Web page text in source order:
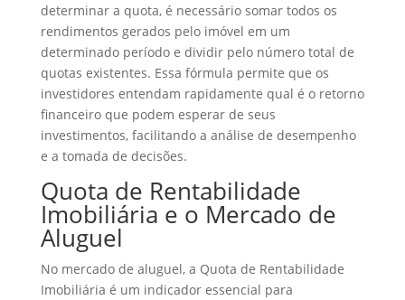
determinar a quota, é necessário somar todos os
rendimentos gerados pelo imóvel em um
determinado período e dividir pelo número total de
quotas existentes. Essa fórmula permite que os
investidores entendam rapidamente qual é o retorno
financeiro que podem esperar de seus
investimentos, facilitando a análise de desempenho
e a tomada de decisões.
Quota de Rentabilidade
Imobiliária e o Mercado de
Aluguel
No mercado de aluguel, a Quota de Rentabilidade
Imobiliária é um indicador essencial para